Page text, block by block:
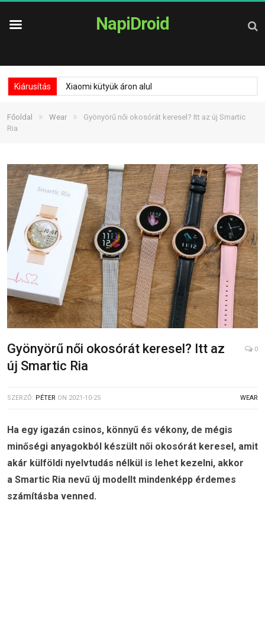
NapiDroid
Kiárusítás Xiaomi kütyük áron alul
Főoldal » Wear »
Gyönyörű női okosórát keresel? Itt az új Smartic
Ria
Gyönyörű női okosórát keresel? Itt az
új Smartic Ria
0
SZERZŐ: PÉTER ON 2021-10-25 WEAR
Ha egy igazán csinos, könnyű és vékony, de mégis
minőségi anyagokból készült női okosórát keresel, amit
akár külföldi nyelvtudás nélkül is lehet kezelni, akkor
a Smartic Ria nevű új modellt mindenképp érdemes
számításba venned.